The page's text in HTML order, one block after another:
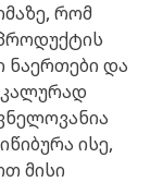
რომ
ნაერთები და
ისე,
მისი